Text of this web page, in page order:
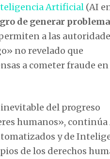
Artificial (AI
de generar
a las
no revelado que
a cometer fraude en
del progreso
humanos»,
y de
de los derechos